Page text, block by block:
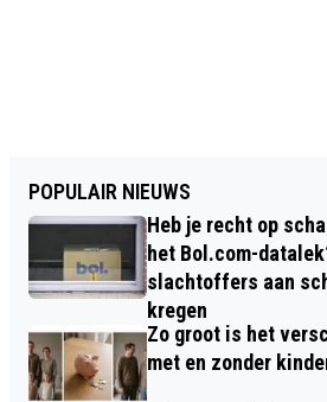
POPULAIR NIEUWS
Heb je recht op
het Bol.com-
slachtoffers aan
kregen
Zo groot is het
met en zonder